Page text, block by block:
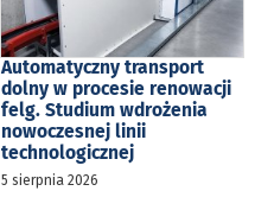
Automatyczny transport
dolny w procesie renowacji
felg. Studium wdrożenia
nowoczesnej linii
technologicznej
5 sierpnia 2026